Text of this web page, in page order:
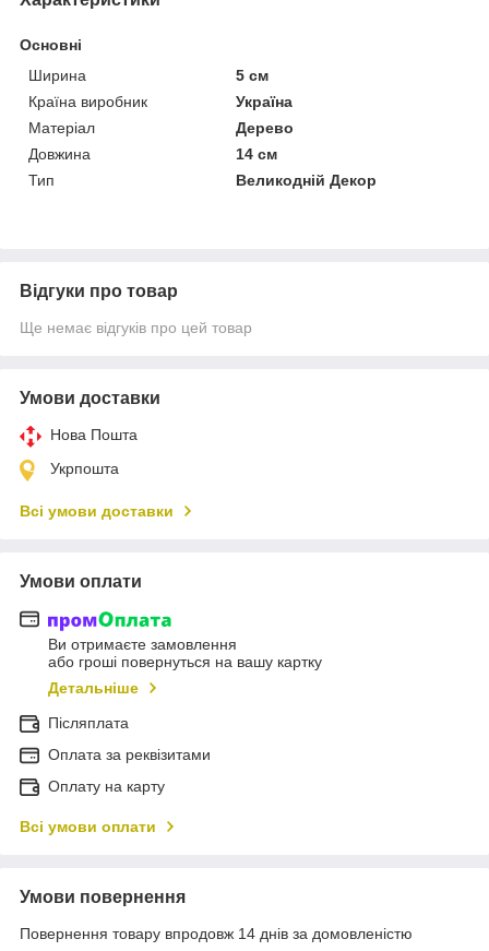
Основні
Ширина
5 см
Країна виробник
Україна
Матеріал
Дерево
Довжина
14 см
Тип
Великодній Декор
Відгуки про товар
Ще немає відгуків про цей товар
Умови доставки
Нова Пошта
Укрпошта
Всі умови доставки
Умови оплати
Ви отримаєте замовлення
або гроші повернуться на вашу картку
Детальніше
Післяплата
Оплата за реквізитами
Оплату на карту
Всі умови оплати
Умови повернення
Повернення товару впродовж 14 днів за домовленістю